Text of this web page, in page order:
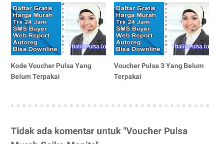
Kode Voucher Pulsa Yang
Belum Terpakai
Voucher Pulsa 3 Yang Belum
Terpakai
Tidak ada komentar untuk "Voucher Pulsa